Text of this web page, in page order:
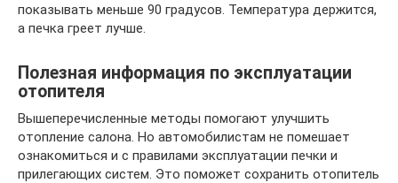
показывать меньше 90 градусов. Температура держится,
а печка греет лучше.
Полезная информация по эксплуатации
отопителя
Вышеперечисленные методы помогают улучшить
отопление салона. Но автомобилистам не помешает
ознакомиться и с правилами эксплуатации печки и
прилегающих систем. Это поможет сохранить отопитель